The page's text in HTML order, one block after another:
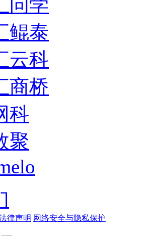
问学
鲲泰
云科
商桥
科
聚
律声明 网络安全与隐私保护